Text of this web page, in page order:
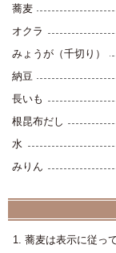
蕎麦
オクラ
みょうが（千切り）
納豆
長いも
根昆布だし
水
みりん
蕎麦は表示に従っ